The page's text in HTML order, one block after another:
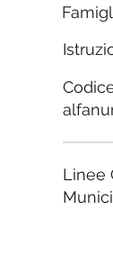
Linee